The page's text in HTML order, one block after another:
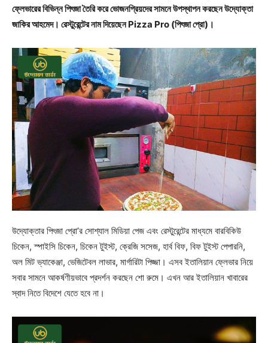
ফ্লেভারের বিভিন্ন পিৎজা তৈরি করে ভোজনপ্রিয়দের সামনে উপস্থাপন করছেন উদ্যোক্তা
জাকির আহমেদ। রেস্টুরেন্টের নাম দিয়েছেন Pizza Pro (পিৎজা প্রো)।
উদ্যোক্তার পিৎজা প্রো’র সোশ্যাল মিডিয়া পেজ এবং রেস্টুরেন্টের মাধ্যমে বারবিকিউ
চিকেন, স্পাইসি চিকেন, চিকেন টুইস্ট, ক্রেজি সসেজ, হার্ব বিফ, বিফ টুইস্ট পেপারনি,
অল মিট ভ্যাকেঞ্জা, ভেজিটেবল লাভার, মার্গারিটা পিজ্জা। এসব ইতালিয়ান ফ্লেভার নিয়ে
সবার সামনে আকর্ষণীয়ভাবে প্রদর্শন করছেন শো রুমে। এখন আর ইতালিয়ান খাবারের
স্বাদ নিতে বিদেশে যেতে হবে না।